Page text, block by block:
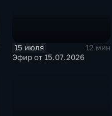
15 июля
12 мин
Эфир от 15.07.2026